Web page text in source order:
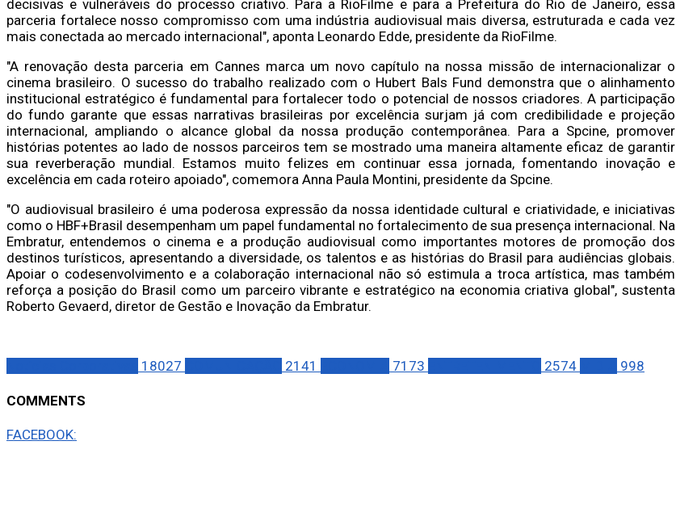
decisivas e vulneráveis do processo criativo. Para a RioFilme e para a Prefeitura do Rio de Janeiro, essa
parceria fortalece nosso compromisso com uma indústria audiovisual mais diversa, estruturada e cada vez
mais conectada ao mercado internacional", aponta Leonardo Edde, presidente da RioFilme.
"A renovação desta parceria em Cannes marca um novo capítulo na nossa missão de internacionalizar o
cinema brasileiro. O sucesso do trabalho realizado com o Hubert Bals Fund demonstra que o alinhamento
institucional estratégico é fundamental para fortalecer todo o potencial de nossos criadores. A participação
do fundo garante que essas narrativas brasileiras por excelência surjam já com credibilidade e projeção
internacional, ampliando o alcance global da nossa produção contemporânea. Para a Spcine, promover
histórias potentes ao lado de nossos parceiros tem se mostrado uma maneira altamente eficaz de garantir
sua reverberação mundial. Estamos muito felizes em continuar essa jornada, fomentando inovação e
excelência em cada roteiro apoiado", comemora Anna Paula Montini, presidente da Spcine.
"O audiovisual brasileiro é uma poderosa expressão da nossa identidade cultural e criatividade, e iniciativas
como o HBF+Brasil desempenham um papel fundamental no fortalecimento de sua presença internacional. Na
Embratur, entendemos o cinema e a produção audiovisual como importantes motores de promoção dos
destinos turísticos, apresentando a diversidade, os talentos e as histórias do Brasil para audiências globais.
Apoiar o codesenvolvimento e a colaboração internacional não só estimula a troca artística, mas também
reforça a posição do Brasil como um parceiro vibrante e estratégico na economia criativa global", sustenta
Roberto Gevaerd, diretor de Gestão e Inovação da Embratur.
18027 2141 7173 2574 998
COMMENTS
FACEBOOK: